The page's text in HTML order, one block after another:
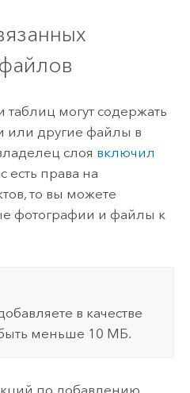
могут содержать
или другие файлы в
слоя включил
есть права на
то вы можете
фотографии и файлы к
в качестве
меньше 10 МБ.
по добавлению